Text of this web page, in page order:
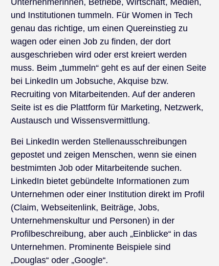
Unternehmerinnen, Betriebe, Wirtschaft, Medien,
und Institutionen tummeln. Für Women in Tech
genau das richtige, um einen Quereinstieg zu
wagen oder einen Job zu finden, der dort
ausgeschrieben wird oder erst kreiert werden
muss. Beim „tummeln“ geht es auf der einen Seite
bei LinkedIn um Jobsuche, Akquise bzw.
Recruiting von Mitarbeitenden. Auf der anderen
Seite ist es die Plattform für Marketing, Netzwerk,
Austausch und Wissensvermittlung.
Bei LinkedIn werden Stellenausschreibungen
gepostet und zeigen Menschen, wenn sie einen
bestmimten Job oder Mitarbeitende suchen.
LinkedIn bietet gebündelte Informationen zum
Unternehmen oder einer Institution direkt im Profil
(Claim, Webseitenlink, Beiträge, Jobs,
Unternehmenskultur und Personen) in der
Profilbeschreibung, aber auch „Einblicke“ in das
Unternehmen. Prominente Beispiele sind
„Douglas“ oder „Google“.